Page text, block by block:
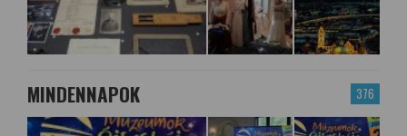
376
MINDENNAPOK